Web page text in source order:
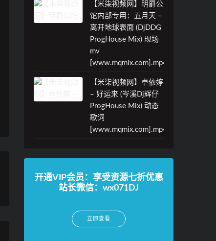
【米柒视频网】明爵公
馆内部专用：五月天 –
离开地球表面 (DjDDG
ProgHouse Mix) 现场
mv
[www.mqmix.com].mp4
【米柒视频网】卓依婷
– 好运来 (岑溪Dj辉仔
ProgHouse Mix) 动态
歌词
[www.mqmix.com].mp4
开通VIP会员：享受资源七折优惠
站长微信：wx071DJ
立即查看